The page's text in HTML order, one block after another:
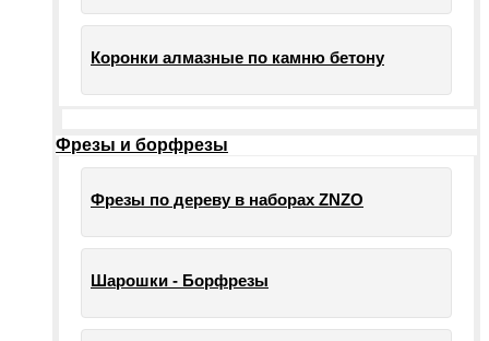
Коронки алмазные по камню бетону
Фрезы и борфрезы
Фрезы по дереву в наборах ZNZO
Шарошки - Борфрезы